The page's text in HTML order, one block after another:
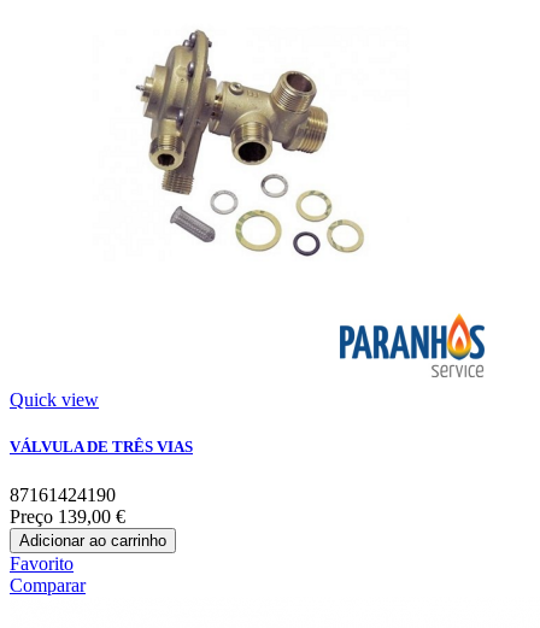
Quick view
VÁLVULA DE TRÊS VIAS
87161424190
Preço 139,00 €
Adicionar ao carrinho
Favorito
Comparar